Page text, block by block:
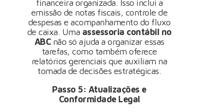
financeira organizada. Isso inclui a
emissão de notas fiscais, controle de
despesas e acompanhamento do fluxo
de caixa. Uma assessoria contábil no
ABCnão só ajuda a organizar essas
tarefas, como também oferece
relatórios gerenciais que auxiliam na
tomada de decisões estratégicas.
Passo 5: Atualizações e
Conformidade Legal